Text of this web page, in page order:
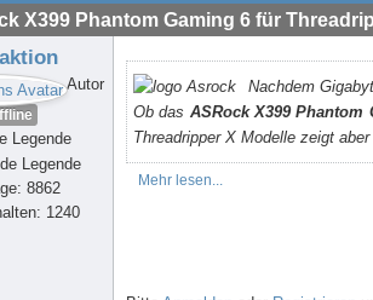
X399 Phantom Gaming 6 für
Autor
Legende
8862
1240
Nachdem
Ob das ASRock X399 Phantom
Threadripper X Modelle zeigt
Mehr lesen...